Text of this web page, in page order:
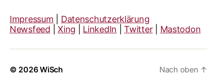
Impressum
Datenschutzerklärung
Newsfeed |Xing LinkedIn |Twitter Mastodon
© 2026WiSch
Nach oben ↑